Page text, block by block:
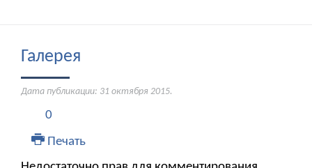
Галерея
Дата публикации: 31 октября 2015.
0
Печать